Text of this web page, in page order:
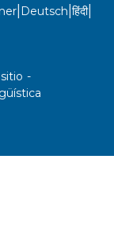
|Deutsch|हिंदी|
-